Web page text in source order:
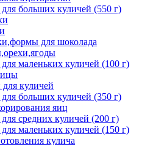
больших куличей (550 г)
для шоколада
маленьких куличей (100 г)
куличей
больших куличей (350 г)
яиц
средних куличей (200 г)
маленьких куличей (150 г)
кулича